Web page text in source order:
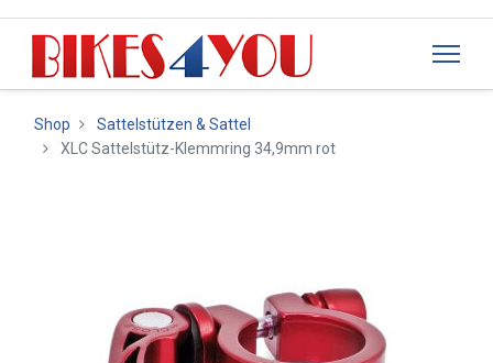
Shop
Sattelstützen & Sattel
XLC Sattelstütz-Klemmring 34,9mm rot